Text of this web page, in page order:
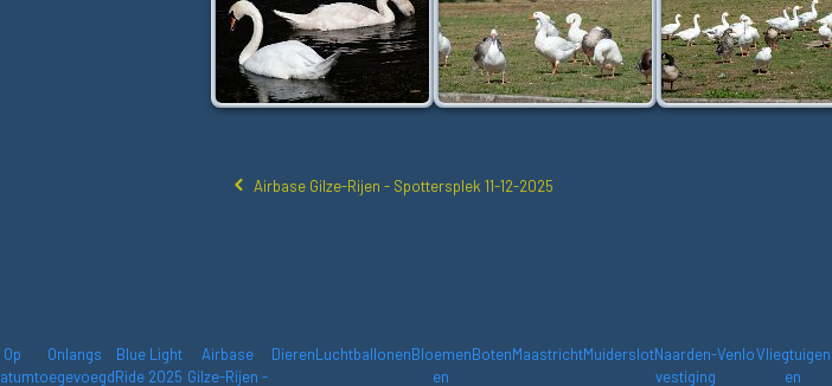
Airbase Gilze-Rijen - Spottersplek 11-12-2025
Op
Onlangs
toegevoegd
Blue Light
Ride 2025
Airbase
Gilze-Rijen -
DierenLuchtballonenBloemen
en
BotenMaastrichtMuiderslotNaarden-
vestiging
VenloVliegtuigen
en